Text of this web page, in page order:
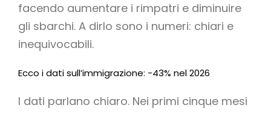
facendo aumentare i rimpatri e diminuire
gli sbarchi. A dirlo sono i numeri: chiari e
inequivocabili.
Ecco i dati sull’immigrazione: -43% nel 2026
I dati parlano chiaro. Nei primi cinque mesi